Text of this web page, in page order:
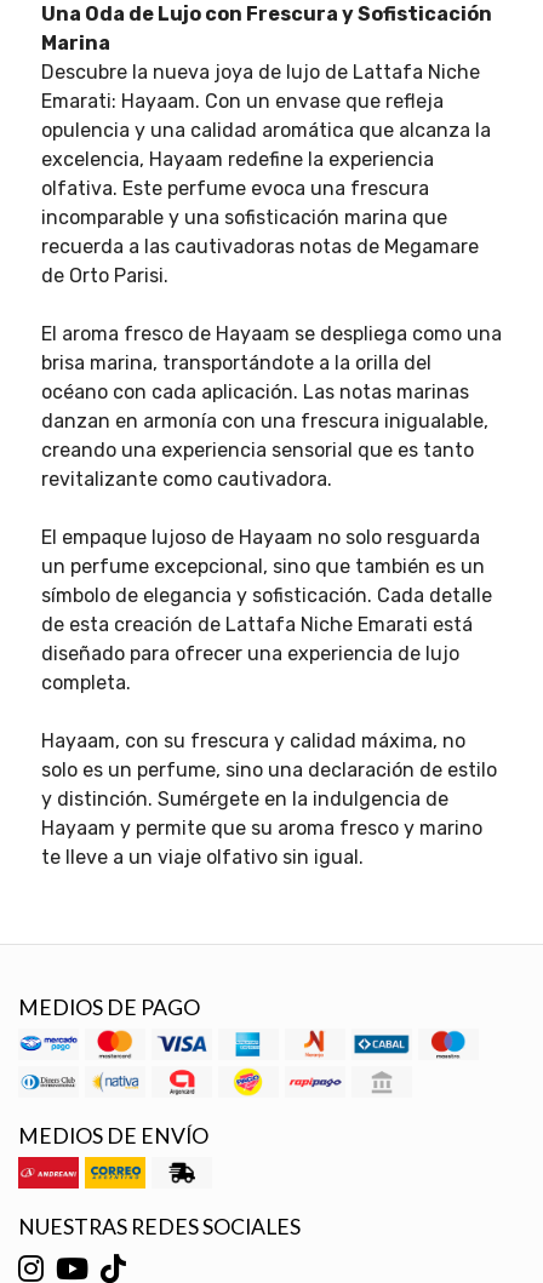
Una Oda de Lujo con Frescura y Sofisticación
Marina
Descubre la nueva joya de lujo de Lattafa Niche
Emarati: Hayaam. Con un envase que refleja
opulencia y una calidad aromática que alcanza la
excelencia, Hayaam redefine la experiencia
olfativa. Este perfume evoca una frescura
incomparable y una sofisticación marina que
recuerda a las cautivadoras notas de Megamare
de Orto Parisi.
El aroma fresco de Hayaam se despliega como una
brisa marina, transportándote a la orilla del
océano con cada aplicación. Las notas marinas
danzan en armonía con una frescura inigualable,
creando una experiencia sensorial que es tanto
revitalizante como cautivadora.
El empaque lujoso de Hayaam no solo resguarda
un perfume excepcional, sino que también es un
símbolo de elegancia y sofisticación. Cada detalle
de esta creación de Lattafa Niche Emarati está
diseñado para ofrecer una experiencia de lujo
completa.
Hayaam, con su frescura y calidad máxima, no
solo es un perfume, sino una declaración de estilo
y distinción. Sumérgete en la indulgencia de
Hayaam y permite que su aroma fresco y marino
te lleve a un viaje olfativo sin igual.
MEDIOS DE PAGO
MEDIOS DE ENVÍO
NUESTRAS REDES SOCIALES